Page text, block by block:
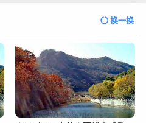
换一换